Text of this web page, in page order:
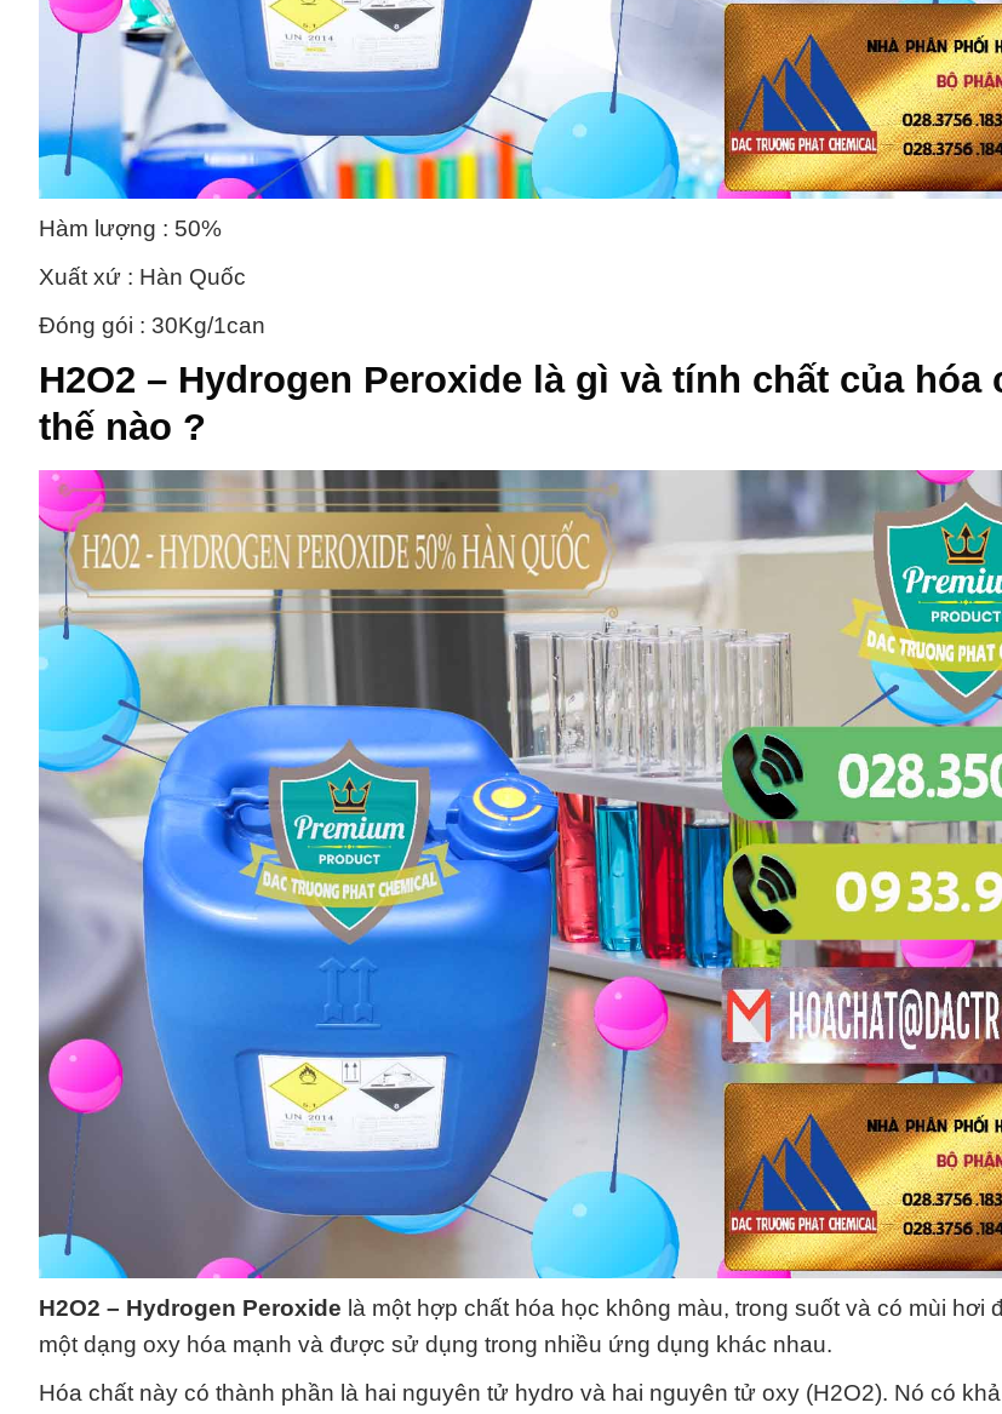
Hàm lượng : 50%
Xuất xứ : Hàn Quốc
Đóng gói : 30Kg/1can
H2O2 – Hydrogen Peroxide là gì và tính chất của hóa
thế nào ?
H2O2 – Hydrogen Peroxide là một hợp chất hóa học không màu, trong suốt và có mùi hơi
một dạng oxy hóa mạnh và được sử dụng trong nhiều ứng dụng khác nhau.
Hóa chất này có thành phần là hai nguyên tử hydro và hai nguyên tử oxy (H2O2). Nó có